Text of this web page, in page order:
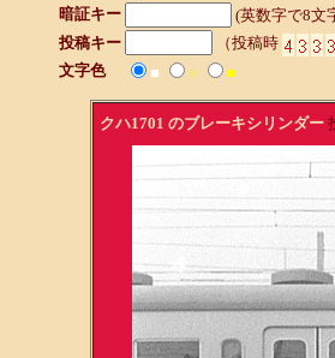
暗証キー
(英数字で8文
投稿キー
（投稿時
文字色
■ ■ ■
クハ1701 のブレーキシリンダー